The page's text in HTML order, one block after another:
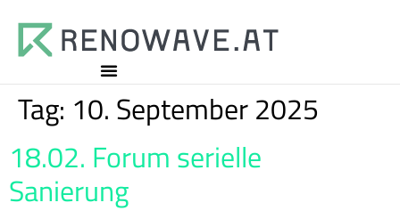
Tag: 10. September 2025
18.02. Forum serielle
Sanierung